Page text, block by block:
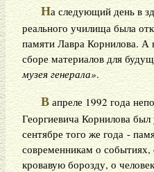
На следующий день в
реального училища была
памяти Лавра Корнилова. А
сборе материалов для
музея генерала».
В апреле 1992 года
Георгиевича Корнилова
сентябре того же года -
современникам о
кровавую борозду, о